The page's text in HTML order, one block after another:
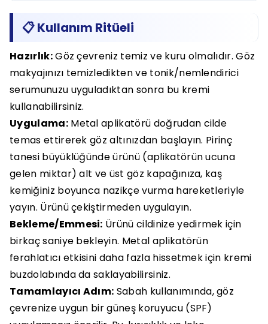
📋 Kullanım Ritüeli
Hazırlık:Göz çevreniz temiz ve kuru olmalıdır. Göz
makyajınızı temizledikten ve tonik/nemlendirici
serumunuzu uyguladıktan sonra bu kremi
kullanabilirsiniz.
Uygulama:Metal aplikatörü doğrudan cilde
temas ettirerek göz altınızdan başlayın. Pirinç
tanesi büyüklüğünde ürünü (aplikatörün ucuna
gelen miktar) alt ve üst göz kapağınıza, kaş
kemiğiniz boyunca nazikçe vurma hareketleriyle
yayın. Ürünü çekiştirmeden uygulayın.
Bekleme/Emmesi: Ürünü cildinize yedirmek için
birkaç saniye bekleyin. Metal aplikatörün
ferahlatıcı etkisini daha fazla hissetmek için kremi
buzdolabında da saklayabilirsiniz.
Tamamlayıcı Adım: Sabah kullanımında, göz
çevrenize uygun bir güneş koruyucu (SPF)